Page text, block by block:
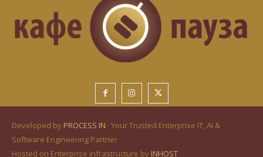
Developed by PROCESS IN · Your Trusted Enterprise IT, AI &
Software Engineering Partner ·
Hosted on Enterprise Infrastructure by INHOST